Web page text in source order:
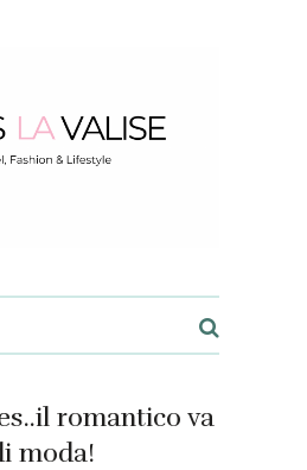
romantico va
moda!